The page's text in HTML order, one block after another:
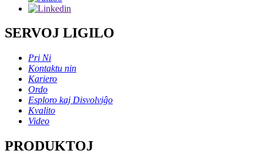
SERVOJ LIGILO
Pri Ni
Kontaktu nin
Kariero
Ordo
Esploro kaj Disvolviĝo
Kvalito
Video
PRODUKTOJ